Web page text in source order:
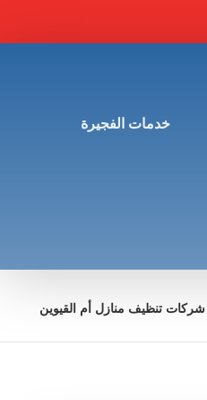
خدمات الفجيرة
شركات تنظيف منازل أم القيوين